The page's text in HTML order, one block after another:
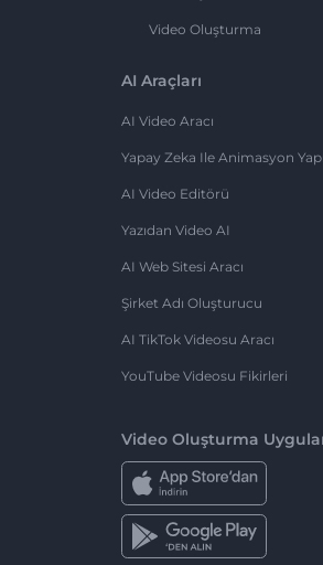
Video Oluşturma
AI Araçları
AI Video Aracı
Yapay Zeka Ile Animasyon
AI Video Editörü
Yazıdan Video AI
AI Web Sitesi Aracı
Şirket Adı Oluşturucu
AI TikTok Videosu Aracı
YouTube Videosu Fikirleri
Video Oluşturma